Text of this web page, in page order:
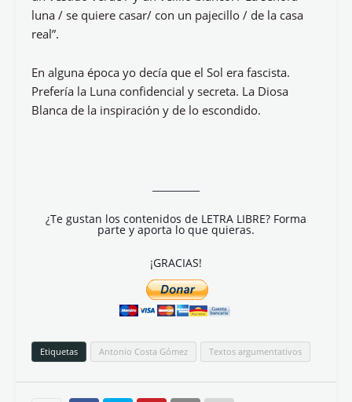
luna / se quiere casar/ con un pajecillo / de la casa
real”.
En alguna época yo decía que el Sol era fascista.
Prefería la Luna confidencial y secreta. La Diosa
Blanca de la inspiración y de lo escondido.
¿Te gustan los contenidos de LETRA LIBRE? Forma
parte y aporta lo que quieras.
¡GRACIAS!
Etiquetas Antonio Costa Gómez Textos argumentativos